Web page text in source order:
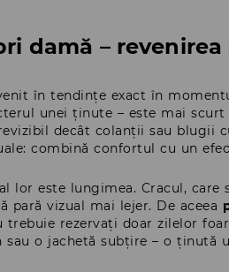
damă –
în tendințe exact în
unei ținute – este mai
decât colanții sau blugii
combină confortul cu un
lor este lungimea. Cracul,
pară vizual mai lejer. De aceea
trebuie rezervați doar zilelor
sau o jachetă subțire – o ținută